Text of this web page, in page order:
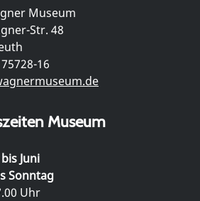
Museum
Str. 48
16
Museum
Juni
Sonntag
Uhr